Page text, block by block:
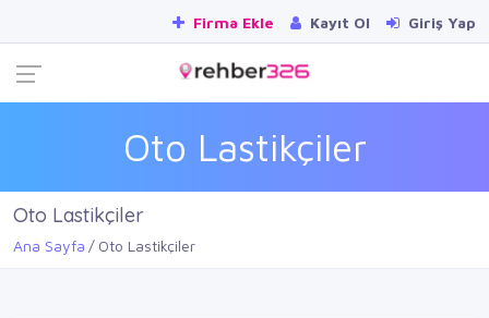
Firma Ekle Kayıt Ol Giriş Yap
Oto Lastikçiler
Oto Lastikçiler
Ana Sayfa Oto Lastikçiler